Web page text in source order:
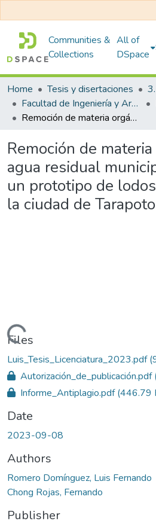
Communities &
Collections
All of
DSpace
Home Tesis y disertaciones
Facultad de Ingeniería y Arquitectura
Remoción de materia orgánica del agua residual municipal mediante un prototipo de lodos activados en la ciudad de Tarapoto
Remoción de
agua residual
un prototipo de
la ciudad de Tarapoto
Loading...
Files
Luis_Tesis_Licenciatura_2023.pdf
Autorización_de_publicación.pdf
Informe_Antiplagio.pdf(446.79
Date
2023-09-08
Authors
Romero Domínguez, Luis Fernando
Chong Rojas, Fernando
Publisher